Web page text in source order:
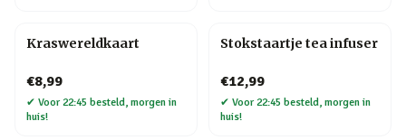
Kraswereldkaart
€8,99
✔ Voor 22:45 besteld, morgen in
huis!
Stokstaartje tea infuser
€12,99
✔ Voor 22:45 besteld, morgen in
huis!